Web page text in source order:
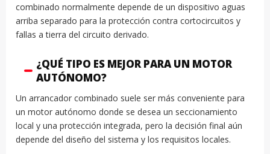
combinado normalmente depende de un dispositivo aguas
arriba separado para la protección contra cortocircuitos y
fallas a tierra del circuito derivado.
¿QUÉ TIPO ES MEJOR PARA UN MOTOR
AUTÓNOMO?
Un arrancador combinado suele ser más conveniente para
un motor autónomo donde se desea un seccionamiento
local y una protección integrada, pero la decisión final aún
depende del diseño del sistema y los requisitos locales.